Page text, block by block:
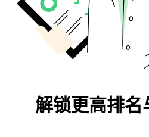
摘要预览
博客选题生成器
解锁更高排名